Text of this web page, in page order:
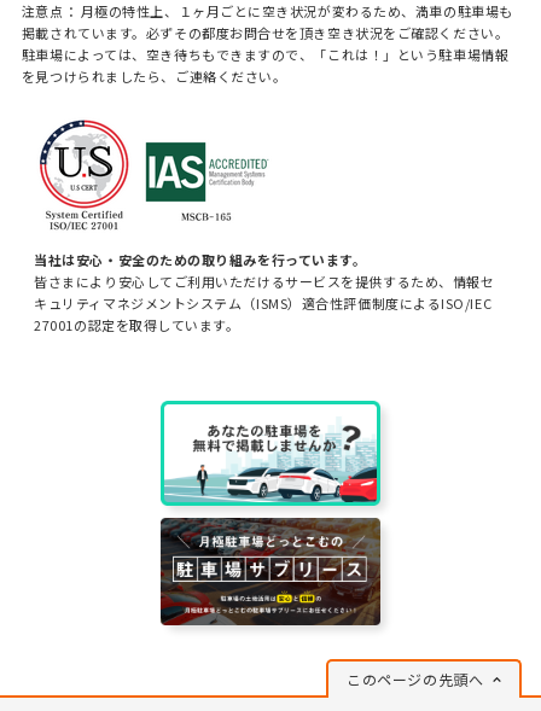
注意点： 月極の特性上、１ヶ月ごとに空き状況が変わるため、満車の駐車場も
掲載されています。必ずその都度お問合せを頂き空き状況をご確認ください。
駐車場によっては、空き待ちもできますので、「これは！」という駐車場情報
を見つけられましたら、ご連絡ください。
当社は安心・安全のための取り組みを行っています。
皆さまにより安心してご利用いただけるサービスを提供するため、情報セ
キュリティマネジメントシステム（ISMS）適合性評価制度によるISO/IEC
27001の認定を取得しています。
このページの先頭へ